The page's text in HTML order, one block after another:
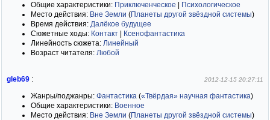
Общие характеристики: Приключенческое
Психологическое
Место действия: Вне Земли (Планеты другой звёздной системы)
Время действия: Далёкое будущее
Сюжетные ходы: Контакт
Ксенофантастика
Линейность сюжета: Линейный
Возраст читателя: Любой
gleb69 : 2012-12-15 20:27:11
Жанры/поджанры: Фантастика («Твёрдая» научная фантастика)
Общие характеристики: Военное
Место действия: Вне Земли (Планеты другой звёздной системы)